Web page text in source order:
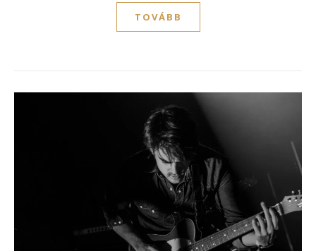
TOVÁBB